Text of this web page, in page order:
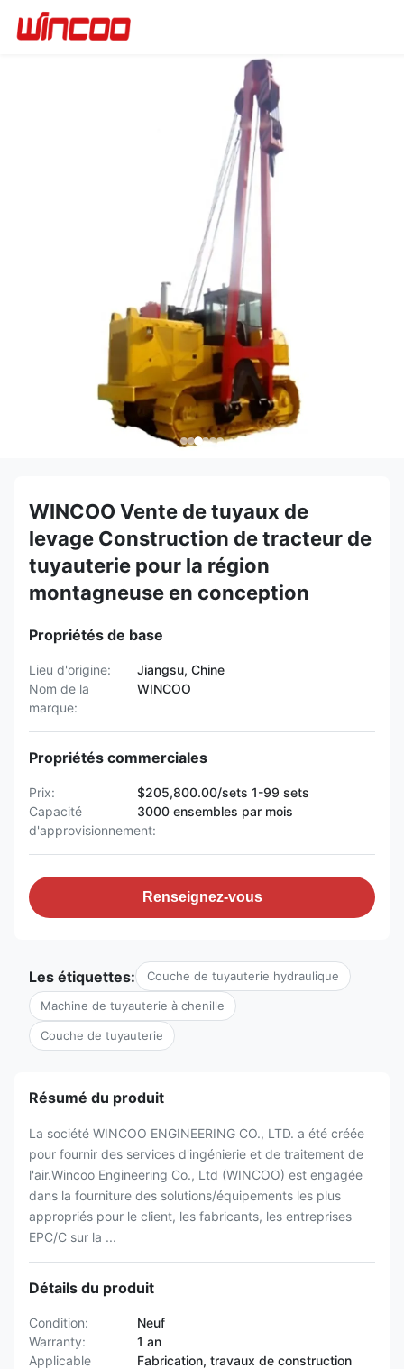
WINCOO Vente de tuyaux de
levage Construction de tracteur de
tuyauterie pour la région
montagneuse en conception
Propriétés de base
Lieu d'origine:
Jiangsu, Chine
Nom de la
marque:
WINCOO
Propriétés commerciales
Prix:
$205,800.00/sets 1-99 sets
Capacité
d'approvisionnement:
3000 ensembles par mois
Renseignez-vous
Les étiquettes: Couche de tuyauterie hydraulique
Machine de tuyauterie à chenille
Couche de tuyauterie
Résumé du produit
La société WINCOO ENGINEERING CO., LTD. a été créée
pour fournir des services d'ingénierie et de traitement de
l'air.Wincoo Engineering Co., Ltd (WINCOO) est engagée
dans la fourniture des solutions/équipements les plus
appropriés pour le client, les fabricants, les entreprises
EPC/C sur la ...
Détails du produit
Condition:
Neuf
Warranty:
1 an
Applicable
Fabrication, travaux de construction